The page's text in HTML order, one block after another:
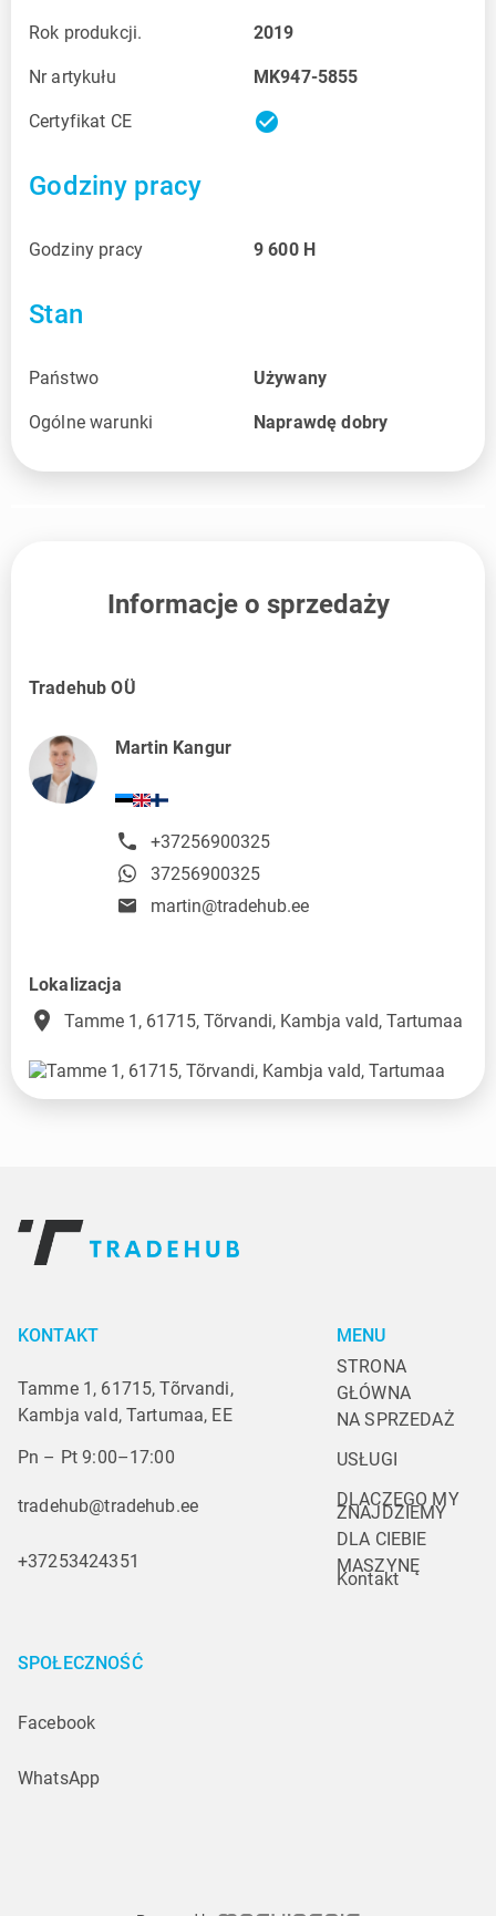
Rok produkcji. 2019
Nr artykułu MK947-5855
Certyfikat CE check_circle
Godziny pracy
Godziny pracy 9 600 H
Stan
Państwo Używany
Ogólne warunki Naprawdę dobry
Informacje o sprzedaży
Tradehub OÜ
Martin Kangur
+37256900325
37256900325
martin@tradehub.ee
Lokalizacja
place Tamme 1, 61715, Tõrvandi, Kambja vald, Tartumaa
KONTAKT
Tamme 1, 61715, Tõrvandi,
Kambja vald, Tartumaa, EE
Pn – Pt 9:00–17:00
tradehub@tradehub.ee
+37253424351
MENU
STRONA
GŁÓWNA
NA SPRZEDAŻ
USŁUGI
DLACZEGO MY
ZNAJDZIEMY
DLA CIEBIE
MASZYNĘ
Kontakt
SPOŁECZNOŚĆ
Facebook
WhatsApp